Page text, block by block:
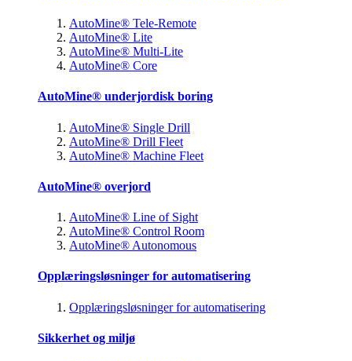
AutoMine® Tele-Remote
AutoMine® Lite
AutoMine® Multi-Lite
AutoMine® Core
AutoMine® underjordisk boring
AutoMine® Single Drill
AutoMine® Drill Fleet
AutoMine® Machine Fleet
AutoMine® overjord
AutoMine® Line of Sight
AutoMine® Control Room
AutoMine® Autonomous
Opplæringsløsninger for automatisering
Opplæringsløsninger for automatisering
Sikkerhet og miljø